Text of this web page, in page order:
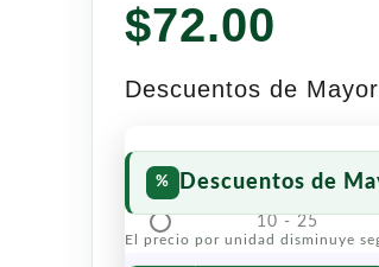
$72.00
Descuentos de
Descuentos de
El precio por unidad disminuye
10 - 25